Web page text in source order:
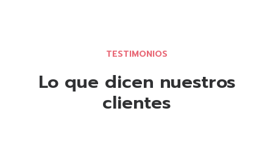
TESTIMONIOS
Lo que dicen nuestros
clientes